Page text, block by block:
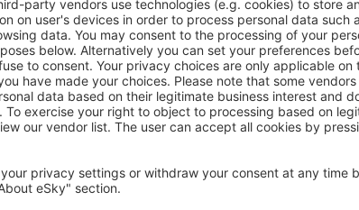
DogHouse Columbus
327€
Canal Winchester, 14 august 2026, 2 nopți